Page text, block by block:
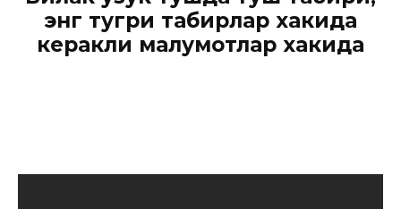
энг тугри табирлар хакида
керакли малумотлар хакида